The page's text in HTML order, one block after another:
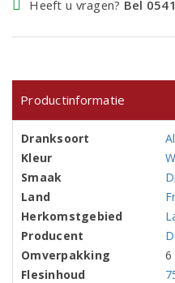
Heeft u vragen? Bel
Productinformatie
Dranksoort
Kleur
Smaak
Land
Herkomstgebied
Producent
Omverpakking
6
Flesinhoud